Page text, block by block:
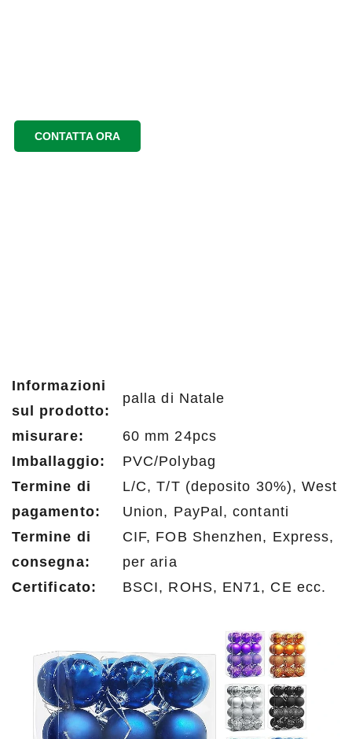
CONTATTA ORA
Informazioni
sul prodotto:
palla di Natale
misurare:
60 mm 24pcs
Imballaggio:
PVC/Polybag
Termine di
pagamento:
L/C, T/T (deposito 30%), West
Union, PayPal, contanti
Termine di
consegna:
CIF, FOB Shenzhen, Express,
per aria
Certificato:
BSCI, ROHS, EN71, CE ecc.